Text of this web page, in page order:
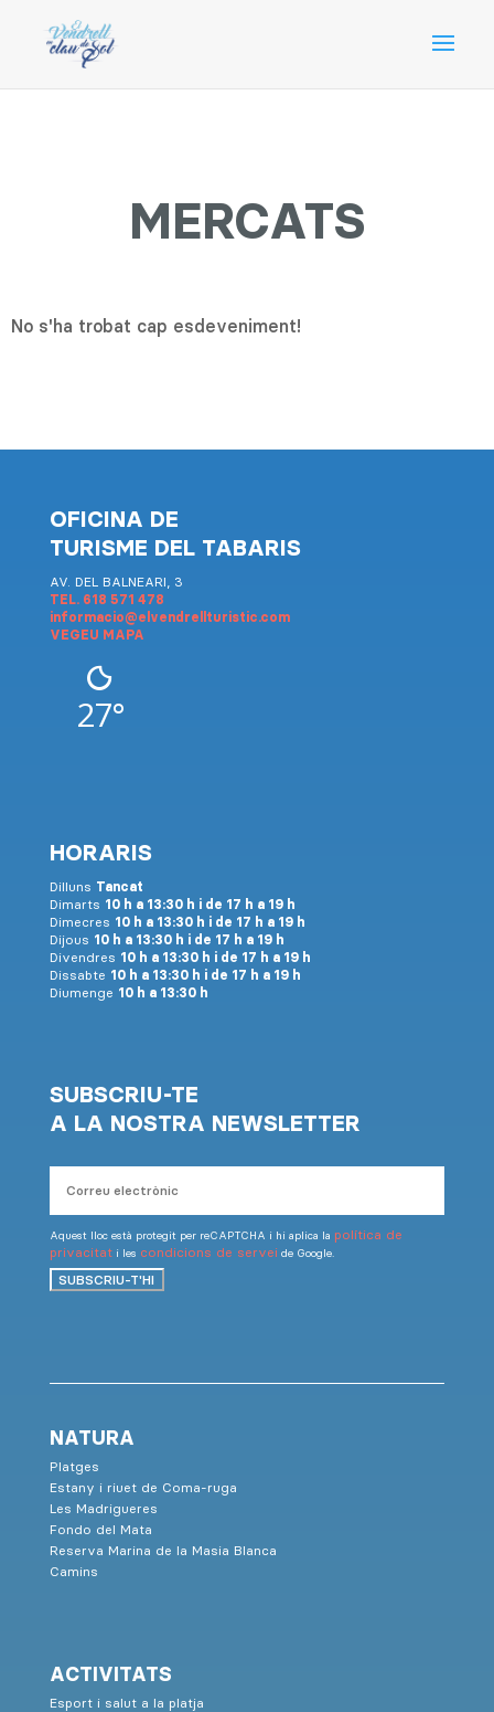
MERCATS
No s'ha trobat cap esdeveniment!
OFICINA DE
TURISME DEL TABARIS
AV. DEL BALNEARI, 3
TEL. 618 571 478
informacio@elvendrellturistic.com
VEGEU MAPA
27°
HORARIS
Dilluns Tancat
Dimarts 10 h a 13:30 h i de 17 h a 19 h
Dimecres 10 h a 13:30 h i de 17 h a 19 h
Dijous 10 h a 13:30 h i de 17 h a 19 h
Divendres 10 h a 13:30 h i de 17 h a 19 h
Dissabte 10 h a 13:30 h i de 17 h a 19 h
Diumenge 10 h a 13:30 h
SUBSCRIU-TE
A LA NOSTRA NEWSLETTER
electrònic
Aquest lloc està protegit per reCAPTCHA i hi aplica la política de
privacitati les condicions de serveide Google.
SUBSCRIU-T'HI
NATURA
Platges
Estany i riuet de Coma-ruga
Les Madrigueres
Fondo del Mata
Reserva Marina de la Masia Blanca
Camins
ACTIVITATS
Esport i salut a la platja